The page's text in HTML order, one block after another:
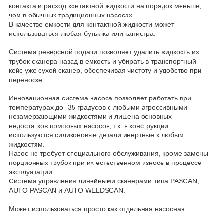
контакта и расход контактной жидкости на порядок меньше,
чем в обычных традиционных насосах.
В качестве емкости для контактной жидкости может
использоваться любая бутылка или канистра.
Система реверсной подачи позволяет удалить жидкость из
трубок сканера назад в емкость и убирать в транспортный
кейс уже сухой сканер, обеспечивая чистоту и удобство при
переноске.
Инновационная система насоса позволяет работать при
температурах до -35 градусов с любыми агрессивными
незамерзающими жидкостями и лишена основных
недостатков помповых насосов, т.к. в конструкции
используются силиконовые детали инертные к любым
жидкостям.
Насос не требует специального обслуживания, кроме замены
порционных трубок при их естественном износе в процессе
эксплуатации.
Система управления линейными сканерами типа PASCAN,
AUTO PASCAN и AUTO WELDSCAN.
Может использоваться просто как отдельная насосная